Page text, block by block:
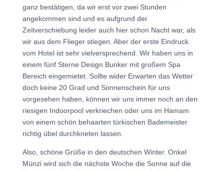
ganz bestätigen, da wir erst vor zwei Stunden
angekommen sind und es aufgrund der
Zeitverschiebung leider auch hier schon Nacht war, als
wir aus dem Flieger stiegen. Aber der erste Eindruck
vom Hotel ist sehr vielversprechend. Wir haben uns in
einem fünf Sterne Design Bunker mit großem Spa
Bereich eingemietet. Sollte wider Erwarten das Wetter
doch keine 20 Grad und Sonnenschein für uns
vorgesehen haben, können wir uns immer noch an den
riesigen Indoorpool verkriechen oder uns im Hamam
von einem schön behaarten türkischen Bademeister
richtig übel durchkneten lassen.
Also, schöne Grüße in den deutschen Winter. Onkel
Münzi wird sich die nächste Woche die Sonne auf die